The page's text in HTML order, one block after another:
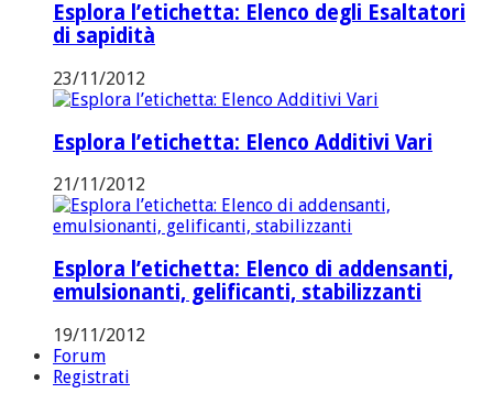
Esplora l’etichetta: Elenco degli Esaltatori
di sapidità
23/11/2012
Esplora l’etichetta: Elenco Additivi Vari
21/11/2012
Esplora l’etichetta: Elenco di addensanti,
emulsionanti, gelificanti, stabilizzanti
19/11/2012
Forum
Registrati